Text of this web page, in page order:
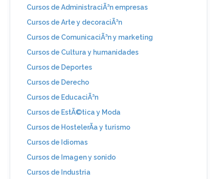
Cursos de AdministraciÃ³n empresas
Cursos de Arte y decoraciÃ³n
Cursos de ComunicaciÃ³n y marketing
Cursos de Cultura y humanidades
Cursos de Deportes
Cursos de Derecho
Cursos de EducaciÃ³n
Cursos de EstÃ©tica y Moda
Cursos de HostelerÃ­a y turismo
Cursos de Idiomas
Cursos de Imagen y sonido
Cursos de Industria